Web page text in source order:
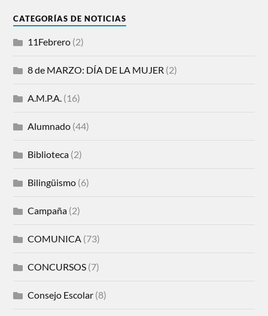
CATEGORÍAS DE NOTICIAS
11Febrero (2)
8 de MARZO: DÍA DE LA MUJER (2)
A.M.P.A. (16)
Alumnado (44)
Biblioteca (2)
Bilingüismo (6)
Campaña (2)
COMUNICA (73)
CONCURSOS (7)
Consejo Escolar (8)